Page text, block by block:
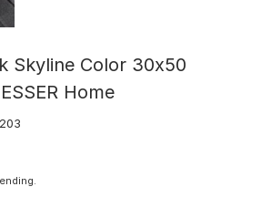
Skyline Color 30x50
Home